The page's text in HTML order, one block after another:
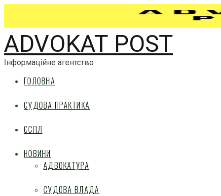
ADVOKAT POST
Інформаційне агентство
ГОЛОВНА
СУДОВА ПРАКТИКА
ЄСПЛ
НОВИНИ
АДВОКАТУРА
СУДОВА ВЛАДА